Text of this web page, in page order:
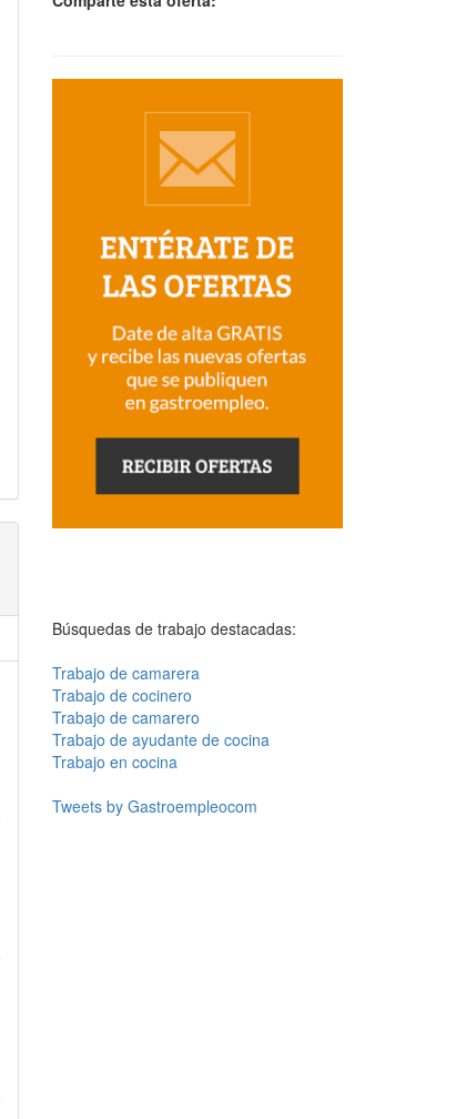
Búsquedas de trabajo destacadas:
Trabajo de camarera
Trabajo de cocinero
Trabajo de camarero
Trabajo de ayudante de cocina
Trabajo en cocina
Tweets by Gastroempleocom